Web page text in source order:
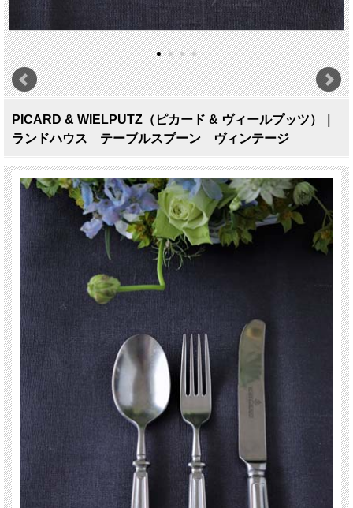
PICARD & WIELPUTZ（ピカード & ヴィールプッツ）｜
ランドハウス テーブルスプーン ヴィンテージ